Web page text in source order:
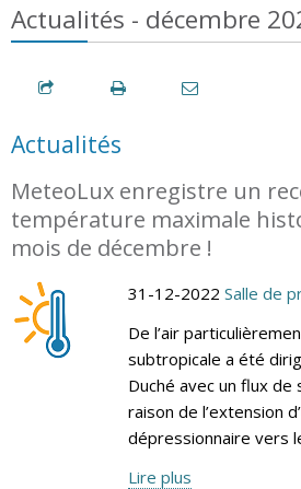
Actualités - décembre
Actualités
MeteoLux enregistre un
température maximale
mois de décembre !
31-12-2022 Salle de
De l’air
subtropicale a été
Duché avec un flux
raison de l’extension
dépressionnaire vers
Lire plus